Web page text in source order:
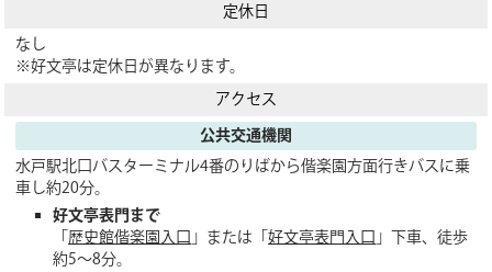
定休日
なし
※好文亭は定休日が異なります。
アクセス
公共交通機関
水戸駅北口バスターミナル4番のりばから偕楽園方面行きバスに乗
車し約20分。
好文亭表門まで
「歴史館偕楽園入口 」または「好文亭表門入口 」下車、徒歩
約5～8分。